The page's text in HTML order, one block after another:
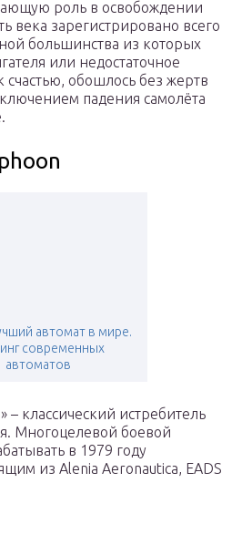
роль в освобождении
века зарегистрировано всего
большинства из которых
или недостаточное
счастью, обошлось без жертв
падения самолёта
автомат в мире.
современных
автоматов
– классический истребитель
Многоцелевой боевой
в 1979 году
из Alenia Aeronautica, EADS